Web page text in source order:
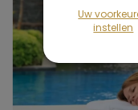
Uw
instellen